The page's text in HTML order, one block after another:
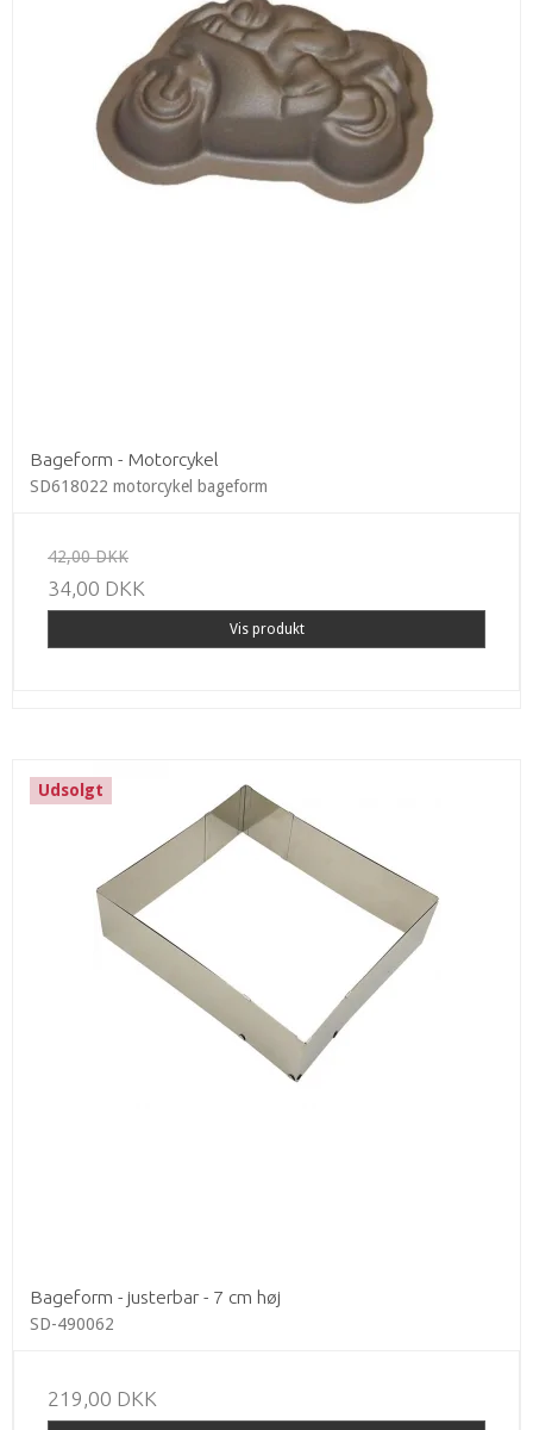
Bageform - Motorcykel
SD618022 motorcykel bageform
42,00 DKK
34,00 DKK
Vis produkt
Udsolgt
Bageform - justerbar - 7 cm høj
SD-490062
219,00 DKK